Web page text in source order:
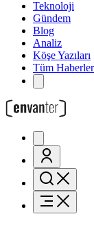
Teknoloji
Gündem
Blog
Analiz
Köşe Yazıları
Tüm Haberler